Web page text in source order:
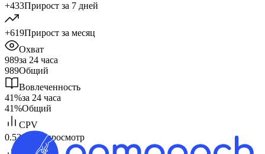
+433Прирост за 7 дней
+619Прирост за месяц
Охват
989за 24 часа
989Общий
Вовлеченность
41%за 24 часа
41%Общий
CPV
0.53 ₽
за 1 просмотр